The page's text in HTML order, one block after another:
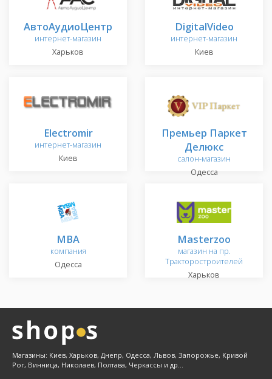
AвтоАудиоЦентр
интернет-магазин
Харьков
DigitalVideo
интернет-магазин
Киев
Electromir
интернет-магазин
Киев
Премьер Паркет
Делюкс
салон-магазин
Одесса
MBA
компания
Одесса
Masterzoo
магазин на пр.
Тракторостроителей
Харьков
Магазины: Киев, Харьков, Днепр, Одесса, Львов, Запорожье, Кривой
Рог, Винница, Николаев, Полтава, Черкассы и др...